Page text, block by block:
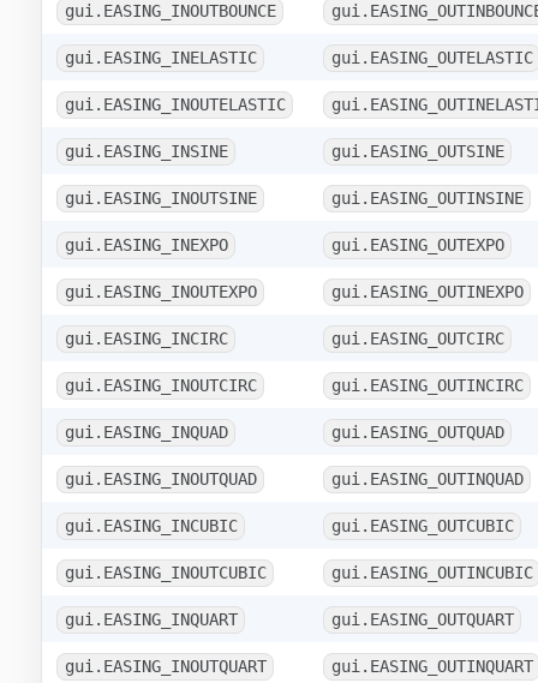
gui.EASING_INOUTBOUNCE
gui.EASING_INELASTIC gui.EASING_OUTELASTIC
gui.EASING_INOUTELASTIC
gui.EASING_INSINE gui.EASING_OUTSINE
gui.EASING_INOUTSINE gui.EASING_OUTINSINE
gui.EASING_INEXPO gui.EASING_OUTEXPO
gui.EASING_INOUTEXPO gui.EASING_OUTINEXPO
gui.EASING_INCIRC gui.EASING_OUTCIRC
gui.EASING_INOUTCIRC gui.EASING_OUTINCIRC
gui.EASING_INQUAD gui.EASING_OUTQUAD
gui.EASING_INOUTQUAD gui.EASING_OUTINQUAD
gui.EASING_INCUBIC gui.EASING_OUTCUBIC
gui.EASING_INOUTCUBIC gui.EASING_OUTINCUBIC
gui.EASING_INQUART gui.EASING_OUTQUART
gui.EASING_INOUTQUART gui.EASING_OUTINQUART